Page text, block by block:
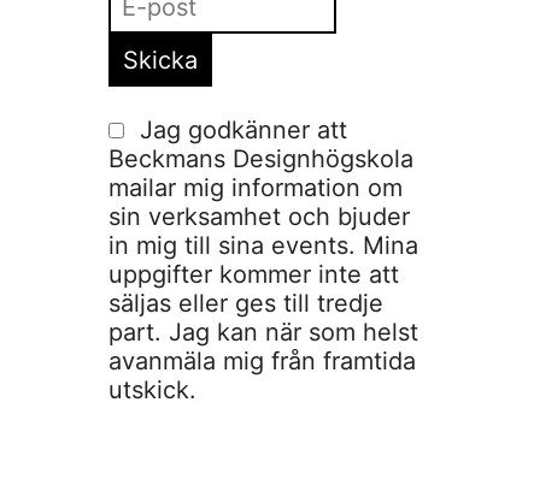
Jag godkänner att
Beckmans Designhögskola
mailar mig information om
sin verksamhet och bjuder
in mig till sina events. Mina
uppgifter kommer inte att
säljas eller ges till tredje
part. Jag kan när som helst
avanmäla mig från framtida
utskick.